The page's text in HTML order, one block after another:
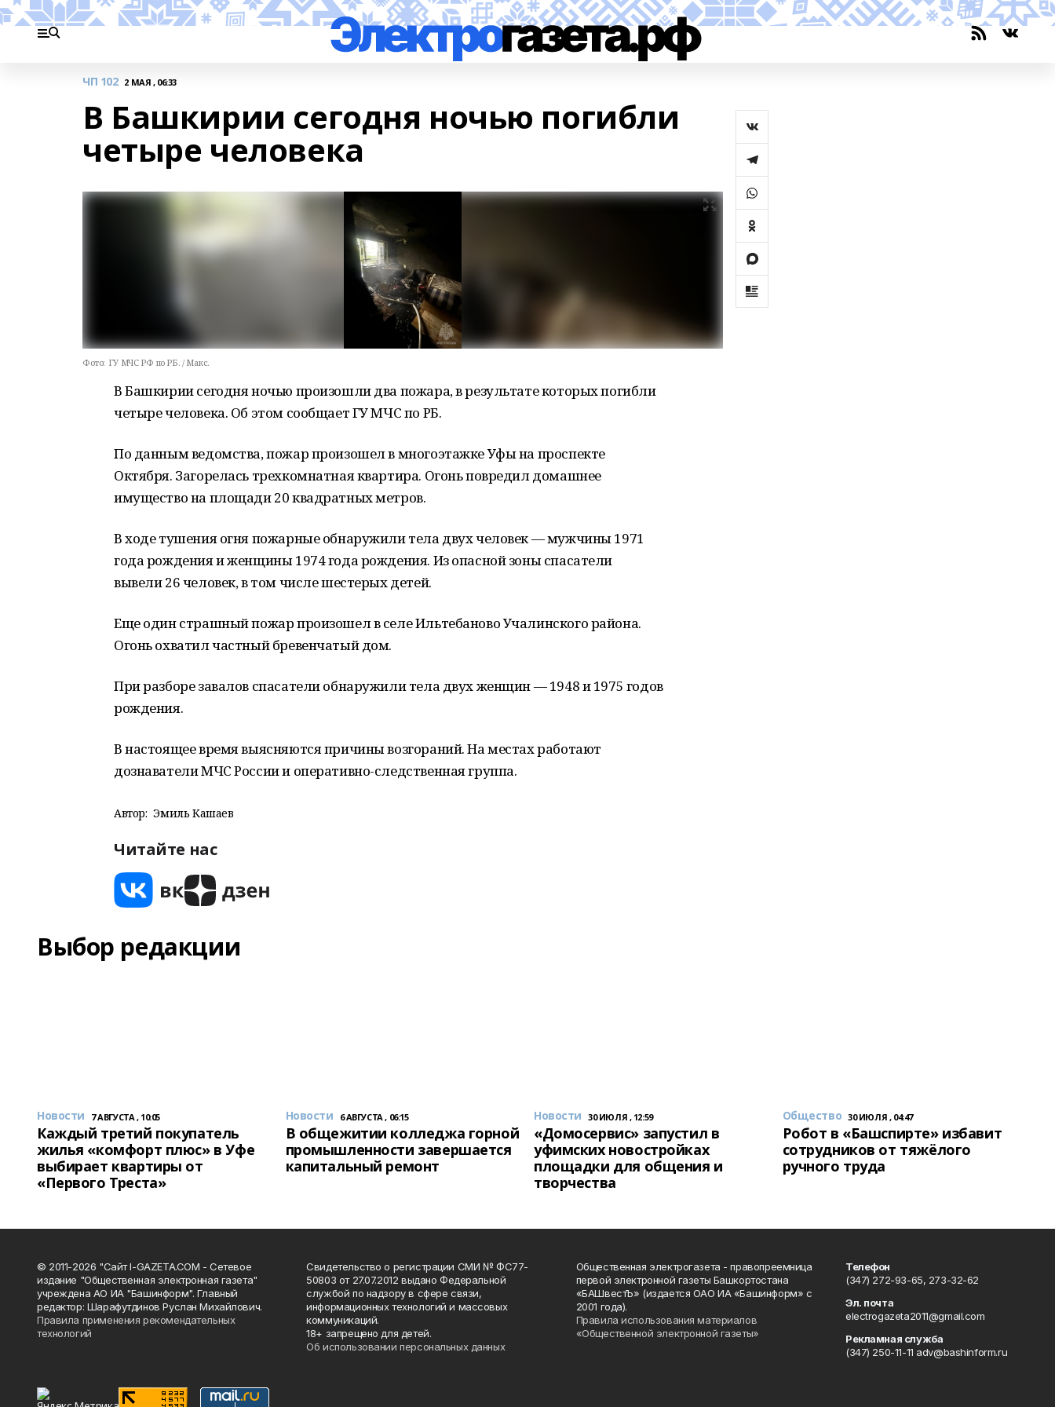
ЧП 102 2 МАЯ , 06:33
В Башкирии сегодня ночью погибли
четыре человека
Фото: ГУ МЧС РФ по РБ. / Макс.
В Башкирии сегодня ночью произошли два пожара, в результате которых погибли
четыре человека. Об этом сообщает ГУ МЧС по РБ.
По данным ведомства, пожар произошел в многоэтажке Уфы на проспекте
Октября. Загорелась трехкомнатная квартира. Огонь повредил домашнее
имущество на площади 20 квадратных метров.
В ходе тушения огня пожарные обнаружили тела двух человек — мужчины 1971
года рождения и женщины 1974 года рождения. Из опасной зоны спасатели
вывели 26 человек, в том числе шестерых детей.
Еще один страшный пожар произошел в селе Ильтебаново Учалинского района.
Огонь охватил частный бревенчатый дом.
При разборе завалов спасатели обнаружили тела двух женщин — 1948 и 1975 годов
рождения.
В настоящее время выясняются причины возгораний. На местах работают
дознаватели МЧС России и оперативно-следственная группа.
Автор: Эмиль Кашаев
Читайте нас
Выбор редакции
Новости 7 АВГУСТА , 10:05
Каждый третий покупатель
жилья «комфорт плюс» в Уфе
выбирает квартиры от
«Первого Треста»
Новости 6 АВГУСТА , 06:15
В общежитии колледжа горной
промышленности завершается
капитальный ремонт
Новости 30 ИЮЛЯ , 12:59
«Домосервис» запустил в
уфимских новостройках
площадки для общения и
творчества
Общество 30 ИЮЛЯ , 04:47
Робот в «Башспирте» избавит
сотрудников от тяжёлого
ручного труда
© 2011-2026 "Сайт I-GAZETA.COM - Сетевое
издание "Общественная электронная газета"
учреждена АО ИА "Башинформ". Главный
редактор: Шарафутдинов Руслан Михайлович.
Правила применения рекомендательных
технологий
Свидетельство о регистрации СМИ № ФС77-
50803 от 27.07.2012 выдано Федеральной
службой по надзору в сфере связи,
информационных технологий и массовых
коммуникаций.
18+ запрещено для детей.
Об использовании персональных данных
Общественная электрогазета - правопреемница
первой электронной газеты Башкортостана
«БАШвестЪ» (издается ОАО ИА «Башинформ» с
2001 года).
Правила использования материалов
«Общественной электронной газеты»
Телефон
(347) 272-93-65, 273-32-62
Эл. почта
electrogazeta2011@gmail.com
Рекламная служба
(347) 250-11-11 adv@bashinform.ru